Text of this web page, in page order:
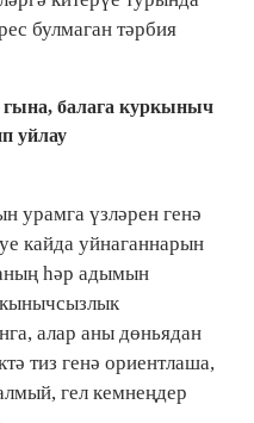
булмаган тәрбия
гына, балага куркыныч
уйлау
урамга үзләрен генә
кайда уйнаганнарын
һәр адымын
алар аны дөньядан
тиз генә ориентлаша,
гел кемнеңдер